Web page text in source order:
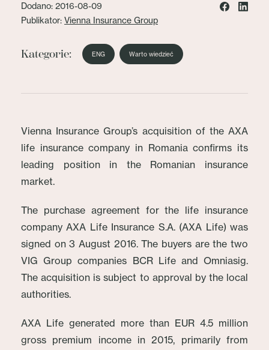
Dodano: 2016-08-09
Publikator: Vienna Insurance Group
Kategorie: ENG Warto wiedzieć
Vienna Insurance Group’s acquisition of the AXA
life insurance company in Romania confirms its
leading position in the Romanian insurance
market.
The purchase agreement for the life insurance
company AXA Life Insurance S.A. (AXA Life) was
signed on 3 August 2016. The buyers are the two
VIG Group companies BCR Life and Omniasig.
The acquisition is subject to approval by the local
authorities.
AXA Life generated more than EUR 4.5 million
gross premium income in 2015, primarily from